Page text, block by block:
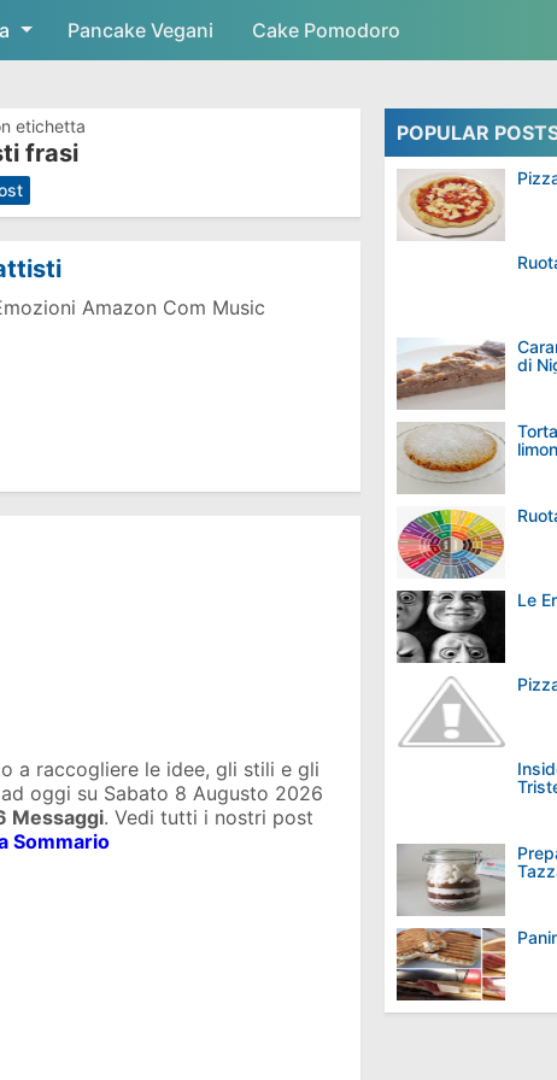
Skip to main content
Pancake Vegani Cake Pomodoro
etichetta
frasi
Amazon Com Music
a raccogliere le idee, gli stili e gli
oggi su Sabato 8 Augusto 2026
Messaggi. Vedi tutti i nostri post
Sommario
POPULAR
di
Le